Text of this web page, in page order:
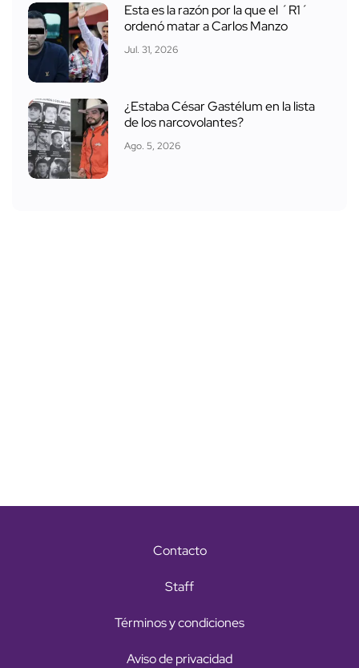
Esta es la razón por la que el ´R1´
ordenó matar a Carlos Manzo
Jul. 31, 2026
¿Estaba César Gastélum en la lista
de los narcovolantes?
Ago. 5, 2026
Contacto
Staff
Términos y condiciones
Aviso de privacidad